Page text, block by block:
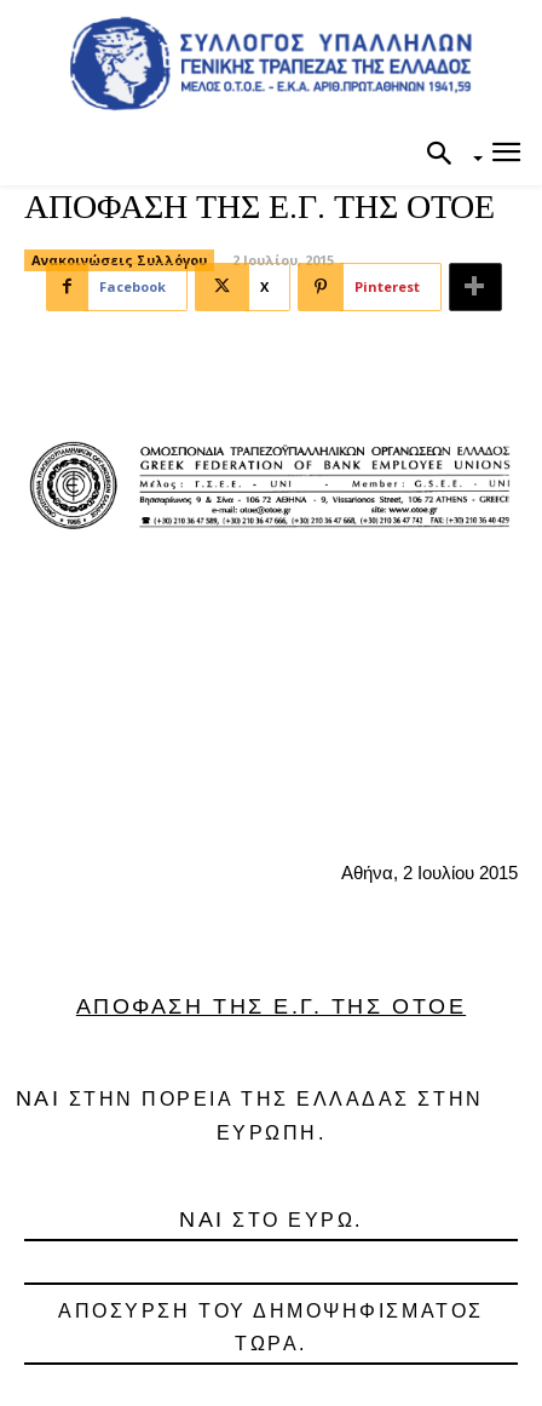
ΑΠΟΦΑΣΗ ΤΗΣ Ε.Γ. ΤΗΣ ΟΤΟΕ
Ανακοινώσεις Συλλόγου
2 Ιουλίου, 2015
Facebook
X Pinterest
Αθήνα, 2 Ιουλίου 2015
ΑΠΟΦΑΣΗ ΤΗΣ Ε.Γ. ΤΗΣ ΟΤΟΕ
ΝΑΙ
ΣΤΗΝ ΠΟΡΕΙΑ ΤΗΣ ΕΛΛΑΔΑΣ ΣΤΗΝ
ΕΥΡΩΠΗ.
ΝΑΙ ΣΤΟ ΕΥΡΩ.
ΑΠΟΣΥΡΣΗ ΤΟΥ ΔΗΜΟΨΗΦΙΣΜΑΤΟΣ
ΤΩΡΑ.